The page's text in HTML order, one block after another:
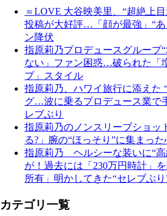
＝LOVE 大谷映美里、“超絶上
投稿が大好評…「顔が最強」“
ン降伏
指原莉乃プロデュースグループ
ない」ファン困惑…破られた「
プ」スタイル
指原莉乃、ハワイ旅行に添えた
グ…波に乗るプロデュース業で
レブぶり
指原莉乃のノンスリーブショッ
る?」腕の“ほっそり”に集まっ
指原莉乃 ヘルシーな装いに“高
が！過去には「230万円時計」
所有」明かしてきた“セレブぶり
カテゴリ一覧